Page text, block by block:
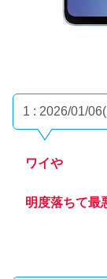
1 : 2026/01/
ワイや
明度落ちて最